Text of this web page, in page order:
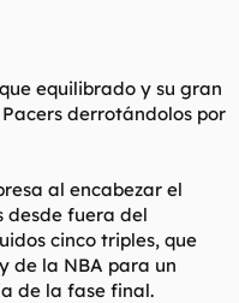
equilibrado y su gran
derrotándolos por
al encabezar el
desde fuera del
cinco triples, que
de la NBA para un
de la fase final.